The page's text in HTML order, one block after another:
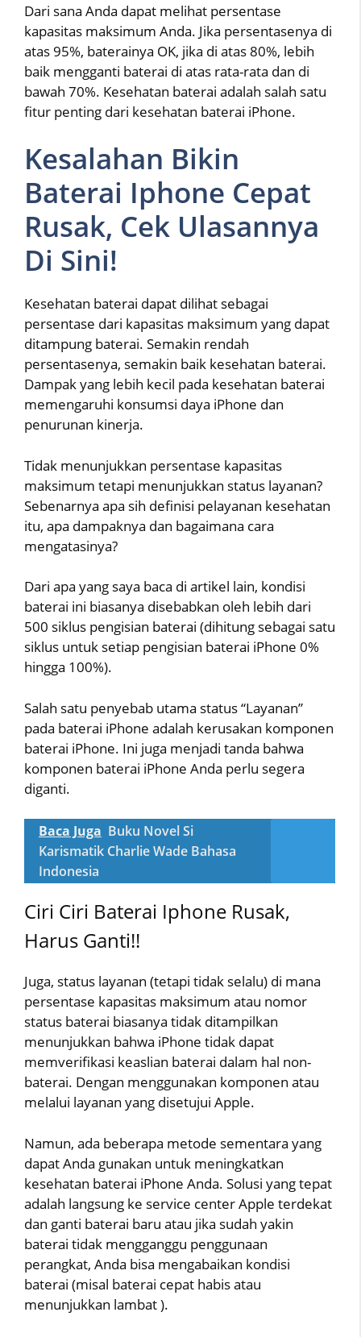
Dari sana Anda dapat melihat persentase
kapasitas maksimum Anda. Jika persentasenya di
atas 95%, baterainya OK, jika di atas 80%, lebih
baik mengganti baterai di atas rata-rata dan di
bawah 70%. Kesehatan baterai adalah salah satu
fitur penting dari kesehatan baterai iPhone.
Kesalahan Bikin
Baterai Iphone Cepat
Rusak, Cek Ulasannya
Di Sini!
Kesehatan baterai dapat dilihat sebagai
persentase dari kapasitas maksimum yang dapat
ditampung baterai. Semakin rendah
persentasenya, semakin baik kesehatan baterai.
Dampak yang lebih kecil pada kesehatan baterai
memengaruhi konsumsi daya iPhone dan
penurunan kinerja.
Tidak menunjukkan persentase kapasitas
maksimum tetapi menunjukkan status layanan?
Sebenarnya apa sih definisi pelayanan kesehatan
itu, apa dampaknya dan bagaimana cara
mengatasinya?
Dari apa yang saya baca di artikel lain, kondisi
baterai ini biasanya disebabkan oleh lebih dari
500 siklus pengisian baterai (dihitung sebagai satu
siklus untuk setiap pengisian baterai iPhone 0%
hingga 100%).
Salah satu penyebab utama status “Layanan”
pada baterai iPhone adalah kerusakan komponen
baterai iPhone. Ini juga menjadi tanda bahwa
komponen baterai iPhone Anda perlu segera
diganti.
Baca Juga Buku Novel Si
Karismatik Charlie Wade Bahasa
Indonesia
Ciri Ciri Baterai Iphone Rusak,
Harus Ganti!!
Juga, status layanan (tetapi tidak selalu) di mana
persentase kapasitas maksimum atau nomor
status baterai biasanya tidak ditampilkan
menunjukkan bahwa iPhone tidak dapat
memverifikasi keaslian baterai dalam hal non-
baterai. Dengan menggunakan komponen atau
melalui layanan yang disetujui Apple.
Namun, ada beberapa metode sementara yang
dapat Anda gunakan untuk meningkatkan
kesehatan baterai iPhone Anda. Solusi yang tepat
adalah langsung ke service center Apple terdekat
dan ganti baterai baru atau jika sudah yakin
baterai tidak mengganggu penggunaan
perangkat, Anda bisa mengabaikan kondisi
baterai (misal baterai cepat habis atau
menunjukkan lambat ).